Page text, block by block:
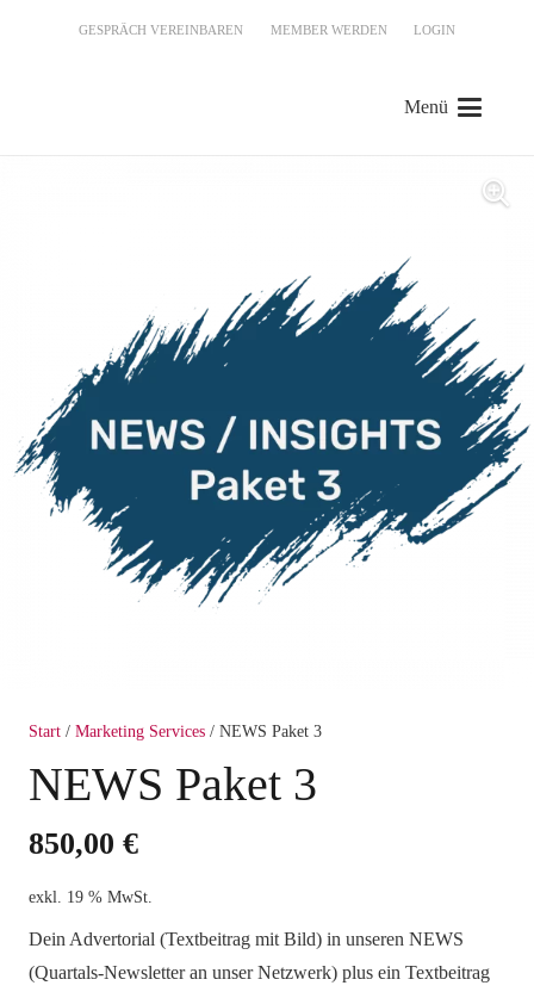
GESPRÄCH VEREINBAREN MEMBER WERDEN LOGIN
Menü
Start / Marketing Services / NEWS Paket 3
NEWS Paket 3
850,00 €
exkl. 19 % MwSt.
Dein Advertorial (Textbeitrag mit Bild) in unseren NEWS
(Quartals-Newsletter an unser Netzwerk) plus ein Textbeitrag